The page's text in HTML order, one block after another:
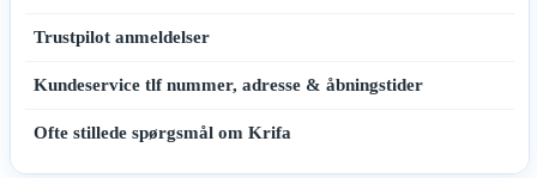
Trustpilot anmeldelser
Kundeservice tlf nummer, adresse & åbningstider
Ofte stillede spørgsmål om Krifa